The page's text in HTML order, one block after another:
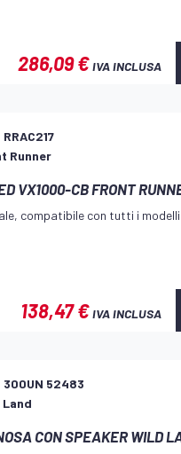
286,09 €IVA INCLUSA
RRAC217
Runner
VX1000-CB FRONT
compatibile con tutti i modelli.
138,47 €IVA INCLUSA
300UN 52483
CON SPEAKER WILD